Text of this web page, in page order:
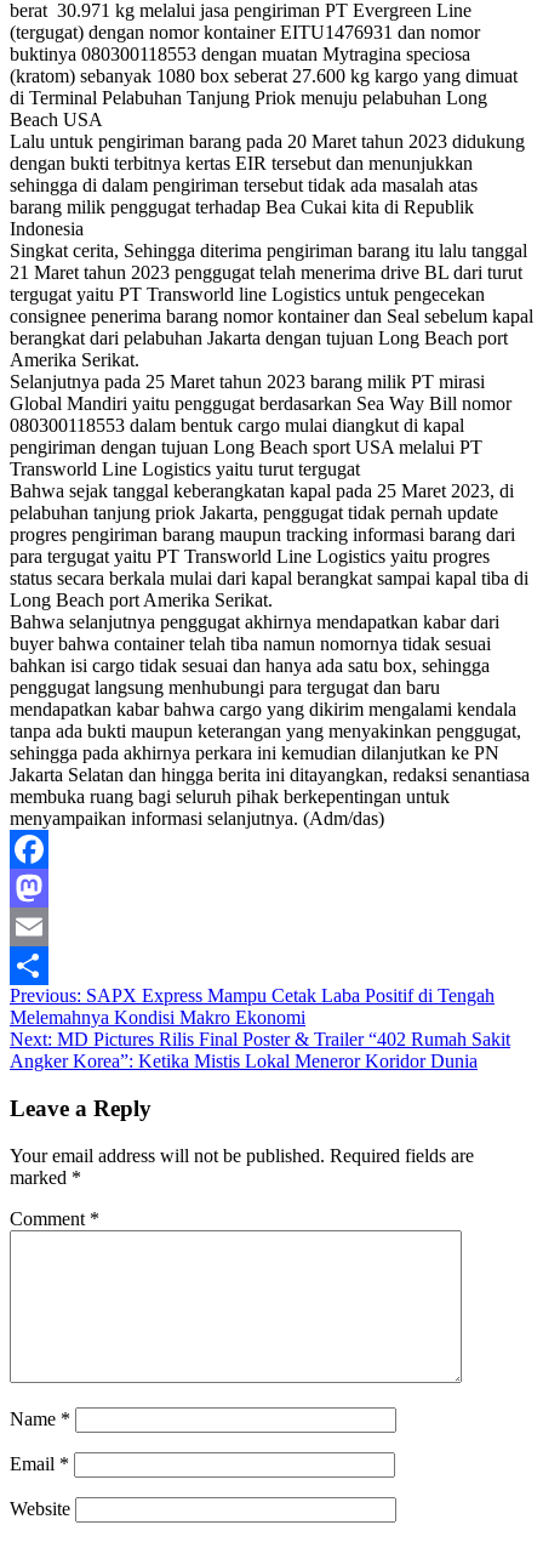
berat 30.971 kg melalui jasa pengiriman PT Evergreen Line
(tergugat) dengan nomor kontainer EITU1476931 dan nomor
buktinya 080300118553 dengan muatan Mytragina speciosa
(kratom) sebanyak 1080 box seberat 27.600 kg kargo yang dimuat
di Terminal Pelabuhan Tanjung Priok menuju pelabuhan Long
Beach USA
Lalu untuk pengiriman barang pada 20 Maret tahun 2023 didukung
dengan bukti terbitnya kertas EIR tersebut dan menunjukkan
sehingga di dalam pengiriman tersebut tidak ada masalah atas
barang milik penggugat terhadap Bea Cukai kita di Republik
Indonesia
Singkat cerita, Sehingga diterima pengiriman barang itu lalu tanggal
21 Maret tahun 2023 penggugat telah menerima drive BL dari turut
tergugat yaitu PT Transworld line Logistics untuk pengecekan
consignee penerima barang nomor kontainer dan Seal sebelum kapal
berangkat dari pelabuhan Jakarta dengan tujuan Long Beach port
Amerika Serikat.
Selanjutnya pada 25 Maret tahun 2023 barang milik PT mirasi
Global Mandiri yaitu penggugat berdasarkan Sea Way Bill nomor
080300118553 dalam bentuk cargo mulai diangkut di kapal
pengiriman dengan tujuan Long Beach sport USA melalui PT
Transworld Line Logistics yaitu turut tergugat
Bahwa sejak tanggal keberangkatan kapal pada 25 Maret 2023, di
pelabuhan tanjung priok Jakarta, penggugat tidak pernah update
progres pengiriman barang maupun tracking informasi barang dari
para tergugat yaitu PT Transworld Line Logistics yaitu progres
status secara berkala mulai dari kapal berangkat sampai kapal tiba di
Long Beach port Amerika Serikat.
Bahwa selanjutnya penggugat akhirnya mendapatkan kabar dari
buyer bahwa container telah tiba namun nomornya tidak sesuai
bahkan isi cargo tidak sesuai dan hanya ada satu box, sehingga
penggugat langsung menhubungi para tergugat dan baru
mendapatkan kabar bahwa cargo yang dikirim mengalami kendala
tanpa ada bukti maupun keterangan yang menyakinkan penggugat,
sehingga pada akhirnya perkara ini kemudian dilanjutkan ke PN
Jakarta Selatan dan hingga berita ini ditayangkan, redaksi senantiasa
membuka ruang bagi seluruh pihak berkepentingan untuk
menyampaikan informasi selanjutnya. (Adm/das)
Facebook
Mastodon
Email
Share
Post
navigation
Previous: SAPX Express Mampu Cetak Laba Positif di Tengah
Melemahnya Kondisi Makro Ekonomi
Next: MD Pictures Rilis Final Poster & Trailer “402 Rumah Sakit
Angker Korea”: Ketika Mistis Lokal Meneror Koridor Dunia
Leave a Reply
Your email address will not be published. Required fields are
marked *
Comment *
Name *
Email *
Website